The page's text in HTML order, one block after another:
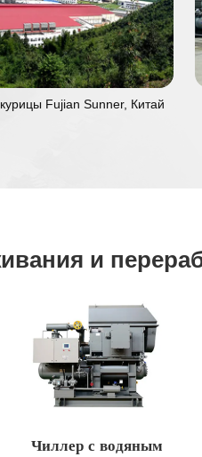
Fujian Sunner, Китай
и
Чиллер с водяным